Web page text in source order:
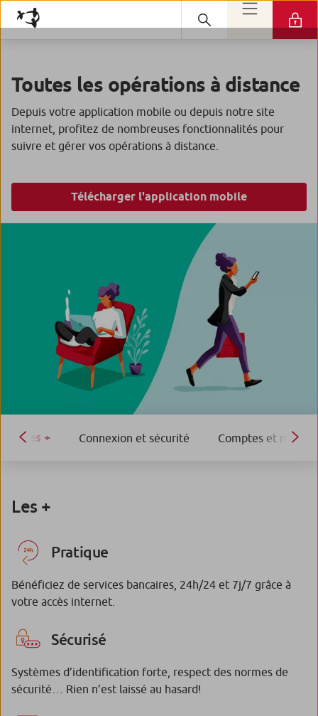
Toutes les opérations à distance
Depuis votre application mobile ou depuis notre site
internet, profitez de nombreuses fonctionnalités pour
suivre et gérer vos opérations à distance.
Télécharger l'application mobile
Les + Connexion et sécurité Comptes et
Les +
Pratique
Bénéficiez de services bancaires, 24h/24 et 7j/7 grâce à
votre accès internet.
Sécurisé
Systèmes d’identification forte, respect des normes de
sécurité… Rien n’est laissé au hasard!